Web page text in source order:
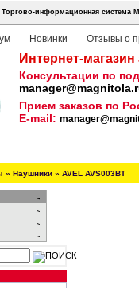
Торгово-информационная система
Новинки Отзывы о
Интернет-
Консультации по
Прием заказов по
E-mail:
» Наушники » AVEL AVS003BT